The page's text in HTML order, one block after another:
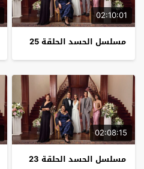
02:10:01
مسلسل الحسد الحلقة 25
02:08:15
مسلسل الحسد الحلقة 23